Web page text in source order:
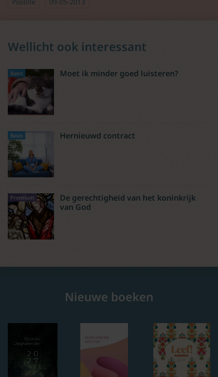
Wellicht ook interessant
Basis Moet ik minder goed luisteren?
Basis Hernieuwd contract
Premium
De gerechtigheid van het koninkrijk
van God
Nieuwe boeken